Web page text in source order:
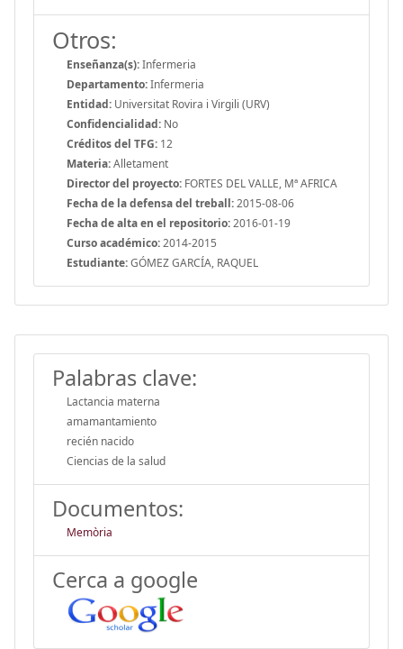
Otros:
Enseñanza(s):Infermeria
Departamento:Infermeria
Entidad: Universitat Rovira i Virgili (URV)
Confidencialidad: No
Créditos del TFG: 12
Materia:Alletament
Director del proyecto: FORTES DEL VALLE, Mª AFRICA
Fecha de la defensa del treball:2015-08-06
Fecha de alta en el repositorio:2016-01-19
Curso académico:2014-2015
Estudiante:GÓMEZ GARCÍA, RAQUEL
Palabras clave:
Lactancia materna
amamantamiento
recién nacido
Ciencias de la salud
Documentos:
Memòria
Cerca a google